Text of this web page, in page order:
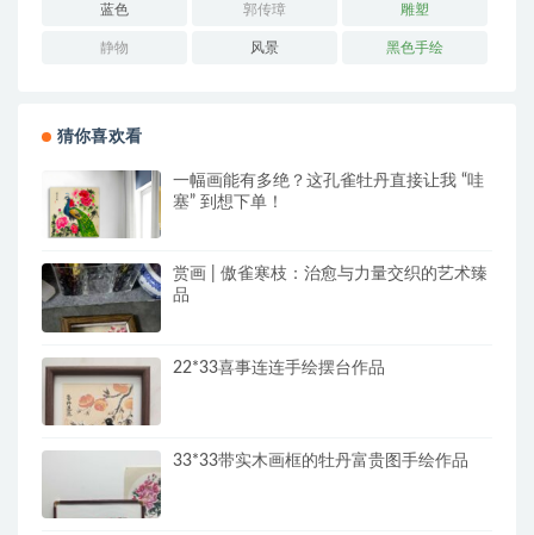
蓝色 郭传璋 雕塑
静物 风景 黑色手绘
猜你喜欢看
一幅画能有多绝？这孔雀牡丹直接让我 “哇
塞” 到想下单！
赏画 | 傲雀寒枝：治愈与力量交织的艺术臻
品
22*33喜事连连手绘摆台作品
33*33带实木画框的牡丹富贵图手绘作品